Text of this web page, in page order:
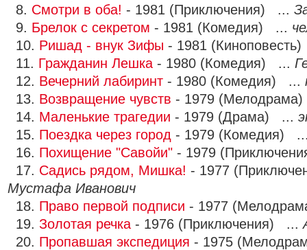
8. Смотри в оба! - 1981 (Приключения) ...
9. Брелок с секретом - 1981 (Комедия) ...
10. Ришад - внук Зифы - 1981
11. Гражданин Лешка - 1980 (Комедия) ...
12. Вечерний лабиринт - 1980 (Комедия) ...
13. Возвращение чувств - 1979
14. Маленькие трагедии - 1979 (Драма) ...
15. Поездка через город - 1979 (Комедия)
16. Похищение "Савойи" - 1979
17. Садись рядом, Мишка! - 1977
Мустафа Иванович
18. Право первой подписи - 1977
19. Золотая речка - 1976 (Приключения) ...
20. Пропавшая экспедиция - 1975